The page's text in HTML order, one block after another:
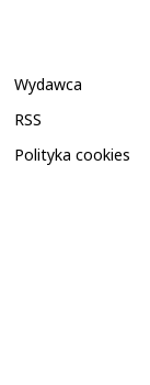
Wydawca
RSS
Polityka cookies